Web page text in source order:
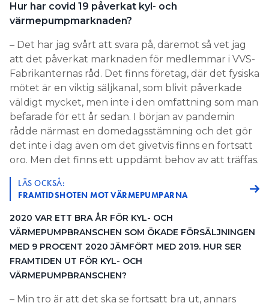
Hur har covid 19 påverkat kyl- och
värmepumpmarknaden?
– Det har jag svårt att svara på, däremot så vet jag
att det påverkat marknaden för medlemmar i VVS-
Fabrikanternas råd. Det finns företag, där det fysiska
mötet är en viktig säljkanal, som blivit påverkade
väldigt mycket, men inte i den omfattning som man
befarade för ett år sedan. I början av pandemin
rådde närmast en domedagsstämning och det gör
det inte i dag även om det givetvis finns en fortsatt
oro. Men det finns ett uppdämt behov av att träffas.
LÄS OCKSÅ:
FRAMTIDSHOTEN MOT VÄRMEPUMPARNA
2020 VAR ETT BRA ÅR FÖR KYL- OCH
VÄRMEPUMPBRANSCHEN SOM ÖKADE FÖRSÄLJNINGEN
MED 9 PROCENT 2020 JÄMFÖRT MED 2019. HUR SER
FRAMTIDEN UT FÖR KYL- OCH
VÄRMEPUMPBRANSCHEN?
– Min tro är att det ska se fortsatt bra ut, annars